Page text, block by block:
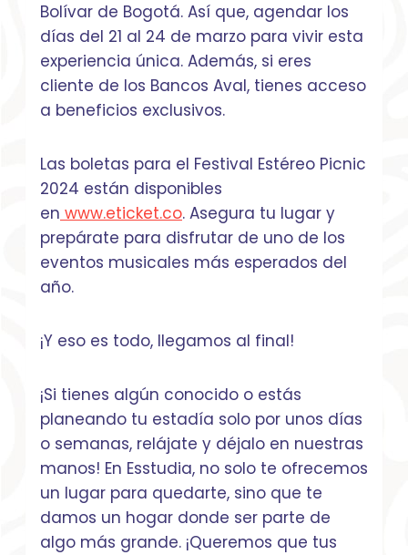
Bolívar de Bogotá. Así que, agendar los
días del 21 al 24 de marzo para vivir esta
experiencia única. Además, si eres
cliente de los Bancos Aval, tienes acceso
a beneficios exclusivos.
Las boletas para el Festival Estéreo Picnic
2024 están disponibles
en www.eticket.co. Asegura tu lugar y
prepárate para disfrutar de uno de los
eventos musicales más esperados del
año.
¡Y eso es todo, llegamos al final!
¡Si tienes algún conocido o estás
planeando tu estadía solo por unos días
o semanas, relájate y déjalo en nuestras
manos! En Esstudia, no solo te ofrecemos
un lugar para quedarte, sino que te
damos un hogar donde ser parte de
algo más grande. ¡Queremos que tus